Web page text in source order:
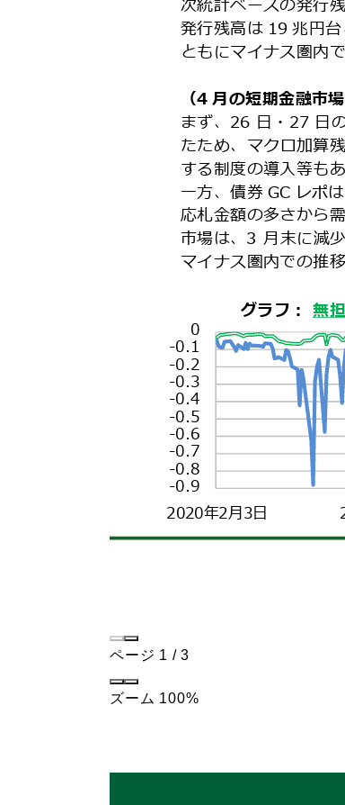
ページ 1 /3
ズーム 100%